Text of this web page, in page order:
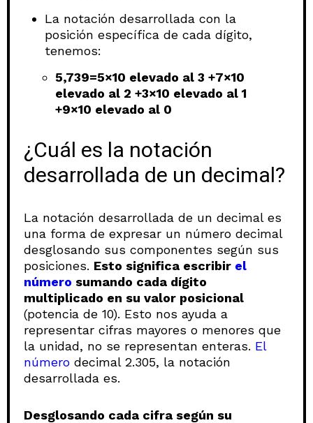
La notación desarrollada con la
posición específica de cada dígito,
tenemos:
5,739=5×10 elevado al 3 +7×10
elevado al 2 +3×10 elevado al 1
+9×10 elevado al 0
¿Cuál es la notación
desarrollada de un decimal?
La notación desarrollada de un decimal es
una forma de expresar un número decimal
desglosando sus componentes según sus
posiciones. Esto significa escribir el
número sumando cada dígito
multiplicado en su valor posicional
(potencia de 10). Esto nos ayuda a
representar cifras mayores o menores que
la unidad, no se representan enteras. El
número decimal 2.305, la notación
desarrollada es.
Desglosando cada cifra según su